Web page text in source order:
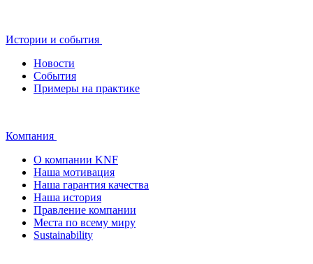
Истории и события
Новости
События
Примеры на практике
Компания
О компании KNF
Наша мотивация
Наша гарантия качества
Наша история
Правление компании
Места по всему миру
Sustainability